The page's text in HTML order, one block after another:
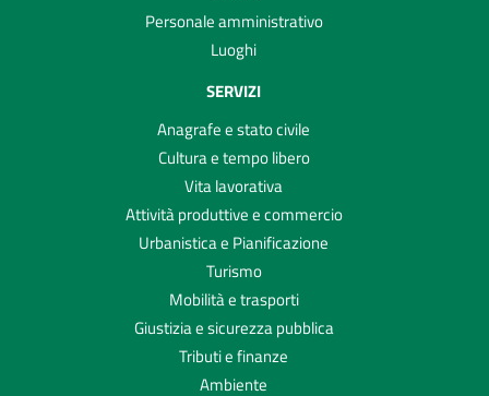
Personale amministrativo
Luoghi
SERVIZI
Anagrafe e stato civile
Cultura e tempo libero
Vita lavorativa
Attività produttive e commercio
Urbanistica e Pianificazione
Turismo
Mobilità e trasporti
Giustizia e sicurezza pubblica
Tributi e finanze
Ambiente